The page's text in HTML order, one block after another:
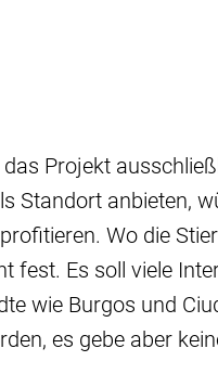
Projekt
Standort anbieten,
Wo die
fest. Es soll viele
wie Burgos und
es gebe aber